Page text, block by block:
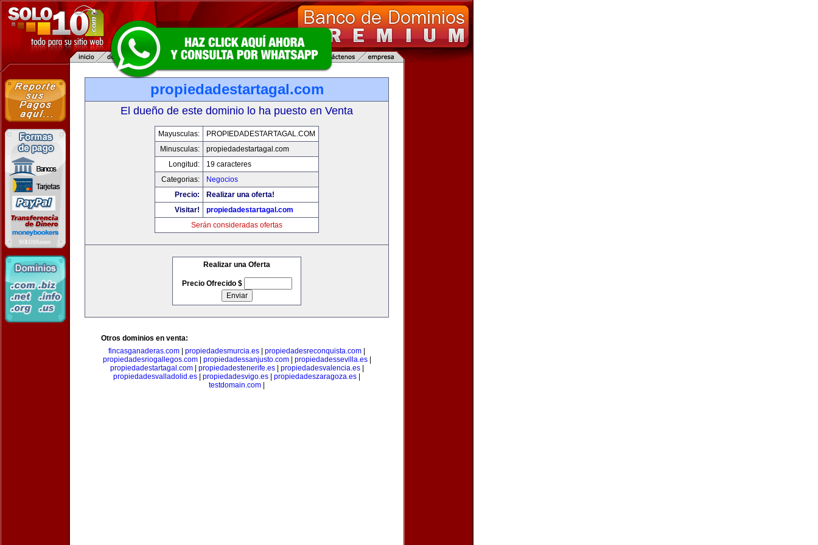
propiedadestartagal.com
El dueño de este dominio lo ha puesto en Venta
Mayusculas:
PROPIEDADESTARTAGAL.COM
Minusculas:
propiedadestartagal.com
Longitud:
19 caracteres
Categorias:
Negocios
Precio:
Realizar una oferta!
Visitar!
propiedadestartagal.com
Serán consideradas ofertas
Realizar una Oferta
Precio Ofrecido $
Otros dominios en venta:
fincasganaderas.com
propiedadesmurcia.es propiedadesreconquista.com
propiedadesriogallegos.com| propiedadessanjusto.com| propiedadessevilla.es|
propiedadestartagal.com| propiedadestenerife.es| propiedadesvalencia.es|
propiedadesvalladolid.es
propiedadesvigo.es propiedadeszaragoza.es
testdomain.com